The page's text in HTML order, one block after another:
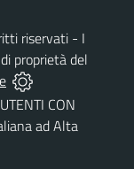
riservati - I
proprietà del
CON
ad Alta